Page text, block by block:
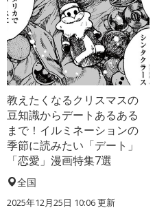
教えたくなるクリスマスの
豆知識からデートあるある
まで！イルミネーションの
季節に読みたい「デート」
「恋愛」漫画特集7選
全国
2025年12月25日 10:06 更新